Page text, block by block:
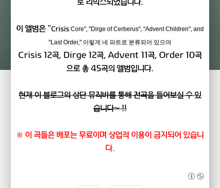
로 리믹스되었습니다.
이 앨범은 "Crisis Core", "Dirge of Cerberus", "Advent Children", and
"Last Order," 이렇게 네 파트로 분류되어 있으며
Crisis 12곡, Dirge 12곡, Advent 11곡, Order 10곡
으로 총 45곡의 앨범입니다.
현재 이 블로그의 상단 뮤직바를 통해 전곡을 들어보실 수 있
습니다~ !!
※ 이 곡들은 배포는 무료이며 상업적 이용이 금지되어 있습니
다.